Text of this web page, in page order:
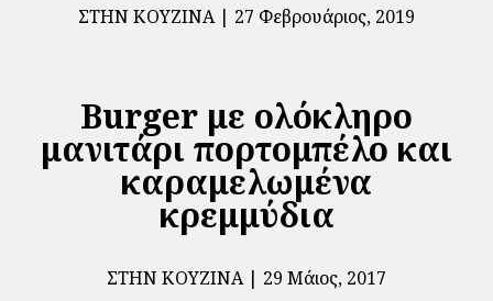
ΣΤΗΝ ΚΟΥΖΊΝΑ 27 Φεβρουάριος, 2019
Burger με ολόκληρο
μανιτάρι πορτομπέλο και
καραμελωμένα
κρεμμύδια
ΣΤΗΝ ΚΟΥΖΊΝΑ 29 Μάιος, 2017